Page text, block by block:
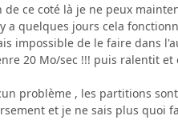
ce coté là je ne peux
a quelques jours cela
impossible de le faire dans
20 Mo/sec !!! puis ralentit
problème , les partitions
et je ne sais plus quoi